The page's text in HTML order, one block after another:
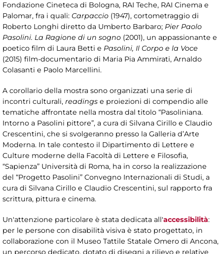
Fondazione Cineteca di Bologna, RAI Teche, RAI Cinema e
Palomar, fra i quali: Carpaccio (1947), cortometraggio di
Roberto Longhi diretto da Umberto Barbaro; Pier Paolo
Pasolini. La Ragione di un sogno (2001), un appassionante e
poetico film di Laura Betti e Pasolini, Il Corpo e la Voce
(2015) film-documentario di Maria Pia Ammirati, Arnaldo
Colasanti e Paolo Marcellini.
A corollario della mostra sono organizzati una serie di
incontri culturali, readings e proiezioni di compendio alle
tematiche affrontate nella mostra dal titolo “Pasoliniana.
Intorno a Pasolini pittore”, a cura di Silvana Cirillo e Claudio
Crescentini, che si svolgeranno presso la Galleria d’Arte
Moderna. In tale contesto il Dipartimento di Lettere e
Culture moderne della Facoltà di Lettere e Filosofia,
“Sapienza” Università di Roma, ha in corso la realizzazione
del “Progetto Pasolini” Convegno Internazionali di Studi, a
cura di Silvana Cirillo e Claudio Crescentini, sul rapporto fra
scrittura, pittura e cinema.
Un'attenzione particolare è stata dedicata all'accessibilità:
per le persone con disabilità visiva è stato progettato, in
collaborazione con il Museo Tattile Statale Omero di Ancona,